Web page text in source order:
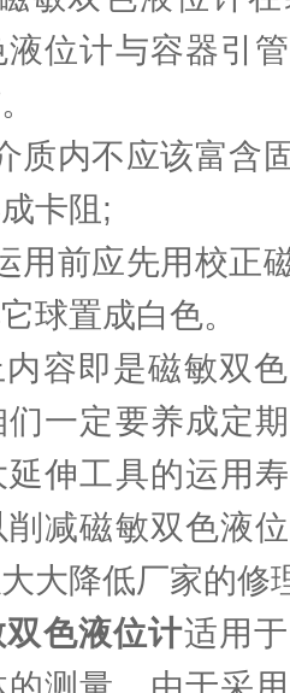
位计与容器引
内不应该富含固
卡阻;
前应先用校正磁
球置成白色。
即是磁敏双色
一定要养成定
伸工具的运用
减磁敏双色液
大降低厂家的修
色液位计适用